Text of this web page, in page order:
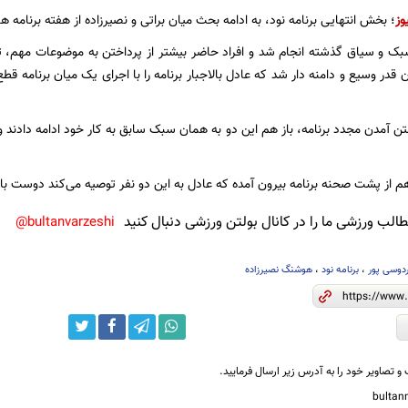
؛ بخش انتهایی برنامه نود، به ادامه بحث میان براتی و نصیرزاده از هفته
و سیاق گذشته انجام شد و افراد حاضر بیشتر از پرداختن به موضوعات مهم،
وسیع و دامنه دار شد که عادل بالاجبار برنامه را با اجرای یک میان برنامه
آمدن مجدد برنامه، باز هم این دو به همان سبک سابق به کار خود ادامه
از پشت صحنه برنامه بیرون آمده که عادل به این دو نفر توصیه می‌کند دوست
ورزشی ما را در کانال بولتن ورزشی دنبال کنید bultanvarzeshi@
پور، برنامه نود، هوشنگ نصیرزاده
تصاویر خود را به آدرس زیر ارسال فرمایید.